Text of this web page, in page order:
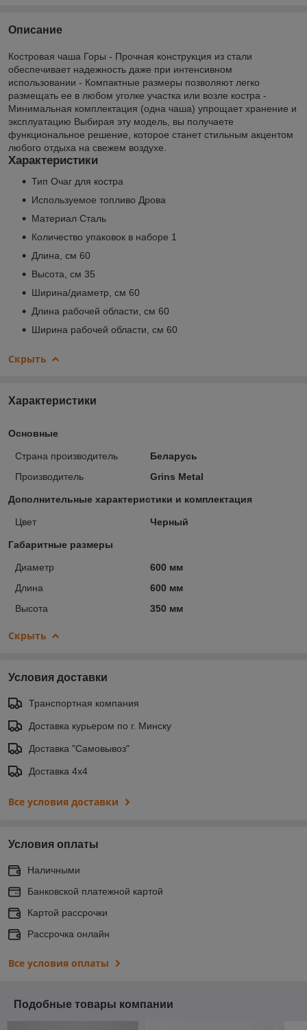
Описание
Костровая чаша Горы - Прочная конструкция из стали
обеспечивает надежность даже при интенсивном
использовании - Компактные размеры позволяют легко
размещать ее в любом уголке участка или возле костра -
Минимальная комплектация (одна чаша) упрощает хранение и
эксплуатацию Выбирая эту модель, вы получаете
функциональное решение, которое станет стильным акцентом
любого отдыха на свежем воздухе.
Характеристики
Тип Очаг для костра
Используемое топливо Дрова
Материал Сталь
Количество упаковок в наборе 1
Длина, см 60
Высота, см 35
Ширина/диаметр, см 60
Длина рабочей области, см 60
Ширина рабочей области, см 60
Скрыть
Характеристики
Основные
Страна производитель
Беларусь
Производитель
Grins Metal
Дополнительные характеристики и комплектация
Цвет Черный
Габаритные размеры
Диаметр
600 мм
Длина
600 мм
Высота
350 мм
Скрыть
Условия доставки
Транспортная компания
Доставка курьером по г. Минску
Доставка "Самовывоз"
Доставка 4х4
Все условия доставки
Условия оплаты
Наличными
Банковской платежной картой
Картой рассрочки
Рассрочка онлайн
Все условия оплаты
Подобные товары компании